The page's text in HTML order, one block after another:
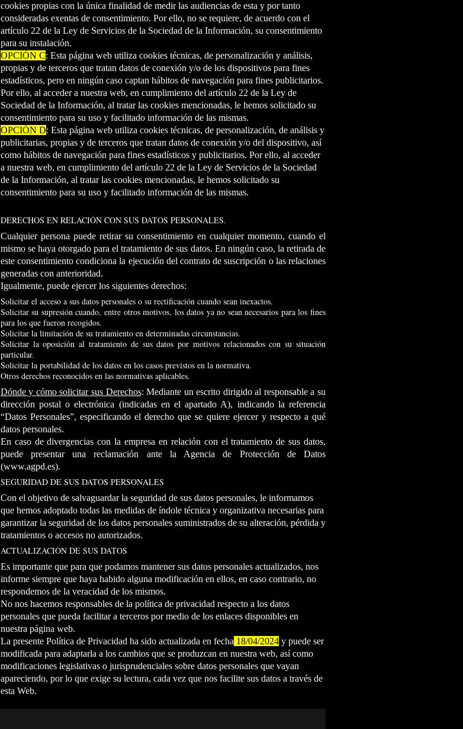
cookies propias con la única finalidad de medir las audiencias de esta y por tanto
consideradas exentas de consentimiento. Por ello, no se requiere, de acuerdo con el
artículo 22 de la Ley de Servicios de la Sociedad de la Información, su consentimiento
para su instalación.
OPCIÓN C: Esta página web utiliza cookies técnicas, de personalización y análisis,
propias y de terceros que tratan datos de conexión y/o de los dispositivos para fines
estadísticos, pero en ningún caso captan hábitos de navegación para fines publicitarios.
Por ello, al acceder a nuestra web, en cumplimiento del artículo 22 de la Ley de
Sociedad de la Información, al tratar las cookies mencionadas, le hemos solicitado su
consentimiento para su uso y facilitado información de las mismas.
OPCIÓN D: Esta página web utiliza cookies técnicas, de personalización, de análisis y
publicitarias, propias y de terceros que tratan datos de conexión y/o del dispositivo, así
como hábitos de navegación para fines estadísticos y publicitarios. Por ello, al acceder
a nuestra web, en cumplimiento del artículo 22 de la Ley de Servicios de la Sociedad
de la Información, al tratar las cookies mencionadas, le hemos solicitado su
consentimiento para su uso y facilitado información de las mismas.
DERECHOS EN RELACIÓN CON SUS DATOS PERSONALES.
Cualquier persona puede retirar su consentimiento en cualquier momento, cuando el
mismo se haya otorgado para el tratamiento de sus datos. En ningún caso, la retirada de
este consentimiento condiciona la ejecución del contrato de suscripción o las relaciones
generadas con anterioridad.
Igualmente, puede ejercer los siguientes derechos:
Solicitar el acceso a sus datos personales o su rectificación cuando sean inexactos.
Solicitar su supresión cuando, entre otros motivos, los datos ya no sean necesarios para los fines
para los que fueron recogidos.
Solicitar la limitación de su tratamiento en determinadas circunstancias.
Solicitar la oposición al tratamiento de sus datos por motivos relacionados con su situación
particular.
Solicitar la portabilidad de los datos en los casos previstos en la normativa.
Otros derechos reconocidos en las normativas aplicables.
Dónde y cómo solicitar sus Derechos: Mediante un escrito dirigido al responsable a su
dirección postal o electrónica (indicadas en el apartado A), indicando la referencia
“Datos Personales”, especificando el derecho que se quiere ejercer y respecto a qué
datos personales.
En caso de divergencias con la empresa en relación con el tratamiento de sus datos,
puede presentar una reclamación ante la Agencia de Protección de Datos
(www.agpd.es).
SEGURIDAD DE SUS DATOS PERSONALES
Con el objetivo de salvaguardar la seguridad de sus datos personales, le informamos
que hemos adoptado todas las medidas de índole técnica y organizativa necesarias para
garantizar la seguridad de los datos personales suministrados de su alteración, pérdida y
tratamientos o accesos no autorizados.
ACTUALIZACIÓN DE SUS DATOS
Es importante que para que podamos mantener sus datos personales actualizados, nos
informe siempre que haya habido alguna modificación en ellos, en caso contrario, no
respondemos de la veracidad de los mismos.
No nos hacemos responsables de la política de privacidad respecto a los datos
personales que pueda facilitar a terceros por medio de los enlaces disponibles en
nuestra página web.
La presente Política de Privacidad ha sido actualizada en fecha 18/04/2024y puede ser
modificada para adaptarla a los cambios que se produzcan en nuestra web, así como
modificaciones legislativas o jurisprudenciales sobre datos personales que vayan
apareciendo, por lo que exige su lectura, cada vez que nos facilite sus datos a través de
esta Web.